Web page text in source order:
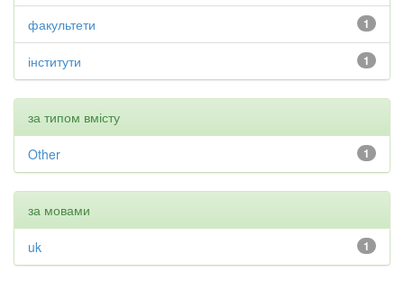
1
факультети
1
інститути
за типом вмісту
1
Other
за мовами
1
uk